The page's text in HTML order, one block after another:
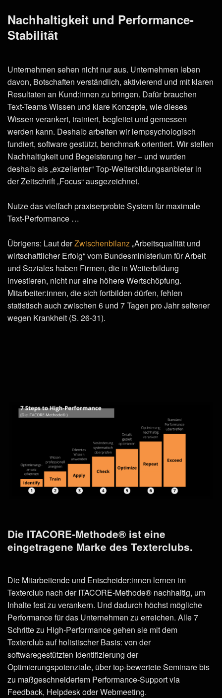
Nachhaltigkeit und Performance-
Stabilität
Unternehmen sehen nicht nur aus. Unternehmen leben
davon, Botschaften verständlich, aktivierend und mit klaren
Resultaten an Kund:innen zu bringen. Dafür brauchen
Text-Teams Wissen und klare Konzepte, wie dieses
Wissen verankert, trainiert, begleitet und gemessen
werden kann. Deshalb arbeiten wir lernpsychologisch
fundiert, software gestützt, benchmark orientiert. Wir stellen
Nachhaltigkeit und Begeisterung her – und wurden
deshalb als „exzellenter“ Top-Weiterbildungsanbieter in
der Zeitschrift „Focus“ ausgezeichnet.
Nutze das vielfach praxiserprobte System für maximale
Text-Performance …
Übrigens: Laut derZwischenbilanz„Arbeitsqualität und
wirtschaftlicher Erfolg“ vom Bundesministerium für Arbeit
und Soziales haben Firmen, die in Weiterbildung
investieren, nicht nur eine höhere Wertschöpfung.
Mitarbeiter:innen, die sich fortbilden dürfen, fehlen
statistisch auch zwischen 6 und 7 Tagen pro Jahr seltener
wegen Krankheit (S. 26-31).
Die ITACORE-Methode® ist eine
eingetragene Marke des Texterclubs.
Die Mitarbeitende und Entscheider:innen lernen im
Texterclub nach der ITACORE-Methode® nachhaltig, um
Inhalte fest zu verankern. Und dadurch höchst mögliche
Performance für das Unternehmen zu erreichen. Alle 7
Schritte zu High-Performance gehen sie mit dem
Texterclub auf holistischer Basis: von der
softwaregestützten Identifizierung der
Optimierungspotenziale, über top-bewertete Seminare bis
zu maßgeschneidertem Performance-Support via
Feedback, Helpdesk oder Webmeeting.